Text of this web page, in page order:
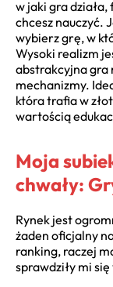
w jaki gra
chcesz nauczyć.
wybierz grę, w
Wysoki realizm
abstrakcyjna gra
mechanizmy.
która trafia w
wartością
Moja
chwały:
Rynek jest
żaden oficjalny
ranking, raczej
sprawdziły mi